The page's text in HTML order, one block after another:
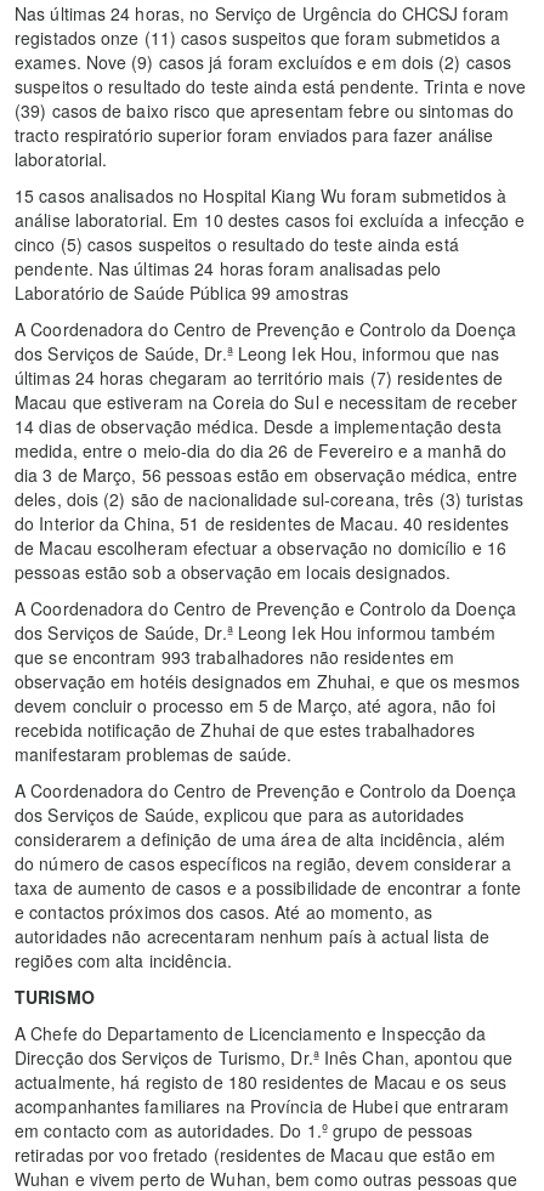
Nas últimas 24 horas, no Serviço de Urgência do CHCSJ foram
registados onze (11) casos suspeitos que foram submetidos a
exames. Nove (9) casos já foram excluídos e em dois (2) casos
suspeitos o resultado do teste ainda está pendente. Trinta e nove
(39) casos de baixo risco que apresentam febre ou sintomas do
tracto respiratório superior foram enviados para fazer análise
laboratorial.
15 casos analisados no Hospital Kiang Wu foram submetidos à
análise laboratorial. Em 10 destes casos foi excluída a infecção e
cinco (5) casos suspeitos o resultado do teste ainda está
pendente. Nas últimas 24 horas foram analisadas pelo
Laboratório de Saúde Pública 99 amostras
A Coordenadora do Centro de Prevenção e Controlo da Doença
dos Serviços de Saúde, Dr.ª Leong Iek Hou, informou que nas
últimas 24 horas chegaram ao território mais (7) residentes de
Macau que estiveram na Coreia do Sul e necessitam de receber
14 dias de observação médica. Desde a implementação desta
medida, entre o meio-dia do dia 26 de Fevereiro e a manhã do
dia 3 de Março, 56 pessoas estão em observação médica, entre
deles, dois (2) são de nacionalidade sul-coreana, três (3) turistas
do Interior da China, 51 de residentes de Macau. 40 residentes
de Macau escolheram efectuar a observação no domicílio e 16
pessoas estão sob a observação em locais designados.
A Coordenadora do Centro de Prevenção e Controlo da Doença
dos Serviços de Saúde, Dr.ª Leong Iek Hou informou também
que se encontram 993 trabalhadores não residentes em
observação em hotéis designados em Zhuhai, e que os mesmos
devem concluir o processo em 5 de Março, até agora, não foi
recebida notificação de Zhuhai de que estes trabalhadores
manifestaram problemas de saúde.
A Coordenadora do Centro de Prevenção e Controlo da Doença
dos Serviços de Saúde, explicou que para as autoridades
considerarem a definição de uma área de alta incidência, além
do número de casos específicos na região, devem considerar a
taxa de aumento de casos e a possibilidade de encontrar a fonte
e contactos próximos dos casos. Até ao momento, as
autoridades não acrecentaram nenhum país à actual lista de
regiões com alta incidência.
TURISMO
A Chefe do Departamento de Licenciamento e Inspecção da
Direcção dos Serviços de Turismo, Dr.ª Inês Chan, apontou que
actualmente, há registo de 180 residentes de Macau e os seus
acompanhantes familiares na Província de Hubei que entraram
em contacto com as autoridades. Do 1.º grupo de pessoas
retiradas por voo fretado (residentes de Macau que estão em
Wuhan e vivem perto de Wuhan, bem como outras pessoas que